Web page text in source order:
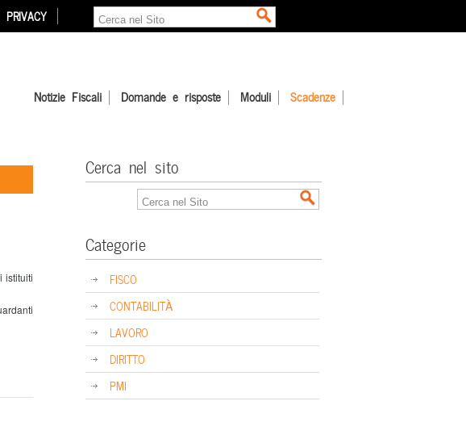
PRIVACY
Notizie Fiscali Domande e risposte Moduli Scadenze
istituiti
Cerca nel sito
Categorie
FISCO
CONTABILITÀ
LAVORO
DIRITTO
PMI